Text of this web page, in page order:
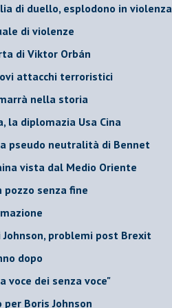
di duello, esplodono in violenza
di violenze
di Viktor Orbán
attacchi terroristici
nella storia
la diplomazia Usa Cina
pseudo neutralità di Bennet
vista dal Medio Oriente
pozzo senza fine
Johnson, problemi post Brexit
dopo
voce dei senza voce"
Boris Johnson